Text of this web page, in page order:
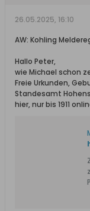
26.05.2025, 16:10
AW: Kohling
Hallo Peter,
wie Michael schon
Freie Urkunden,
Standesamt
hier, nur bis 1911